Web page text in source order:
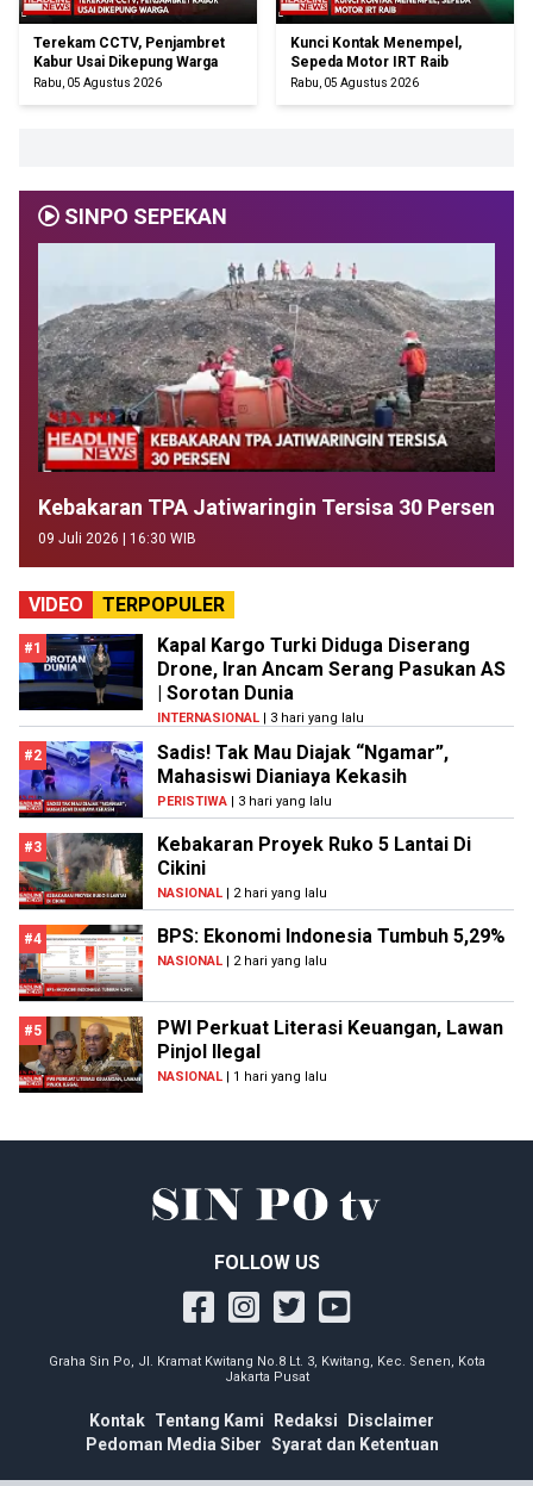
Terekam CCTV, Penjambret
Kabur Usai Dikepung Warga
Rabu, 05 Agustus 2026
Kunci Kontak Menempel,
Sepeda Motor IRT Raib
Rabu, 05 Agustus 2026
SINPO SEPEKAN
Kebakaran TPA Jatiwaringin Tersisa 30 Persen
09 Juli 2026 | 16:30 WIB
VIDEO TERPOPULER
#1
Kapal Kargo Turki Diduga Diserang
Drone, Iran Ancam Serang Pasukan AS
| Sorotan Dunia
INTERNASIONAL | 3 hari yang lalu
#2
Sadis! Tak Mau Diajak “Ngamar”,
Mahasiswi Dianiaya Kekasih
PERISTIWA | 3 hari yang lalu
#3
Kebakaran Proyek Ruko 5 Lantai Di
Cikini
NASIONAL | 2 hari yang lalu
#4 BPS: Ekonomi Indonesia Tumbuh 5,29%
NASIONAL | 2 hari yang lalu
#5
PWI Perkuat Literasi Keuangan, Lawan
Pinjol Ilegal
NASIONAL | 1 hari yang lalu
FOLLOW US
Graha Sin Po, Jl. Kramat Kwitang No.8 Lt. 3, Kwitang, Kec. Senen, Kota
Jakarta Pusat
Kontak Tentang Kami Redaksi
Disclaimer
Pedoman Media Siber Syarat dan Ketentuan